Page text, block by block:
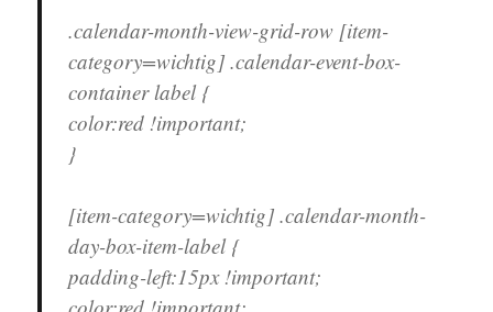
.calendar-month-view-grid-row [item-
category=wichtig] .calendar-event-box-
container label {
color:red !important;
}
[item-category=wichtig] .calendar-month-
day-box-item-label {
padding-left:15px !important;